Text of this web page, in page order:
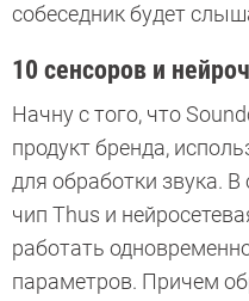
собеседник будет
10 сенсоров и
Начну с того, что
продукт бренда,
для обработки звука.
чип Thus и
работать
параметров. Причем